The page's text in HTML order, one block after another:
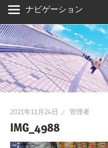
有
と
き
ど
き
お
～
ナビゲーション
2021年11月24日 管理者
IMG_4988